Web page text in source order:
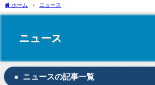
ホーム ニュース
ニュース
ニュースの記事一覧